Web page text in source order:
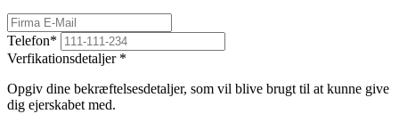
Telefon*
Verfikationsdetaljer *
Opgiv dine bekræftelsesdetaljer, som vil blive brugt til at kunne give
dig ejerskabet med.